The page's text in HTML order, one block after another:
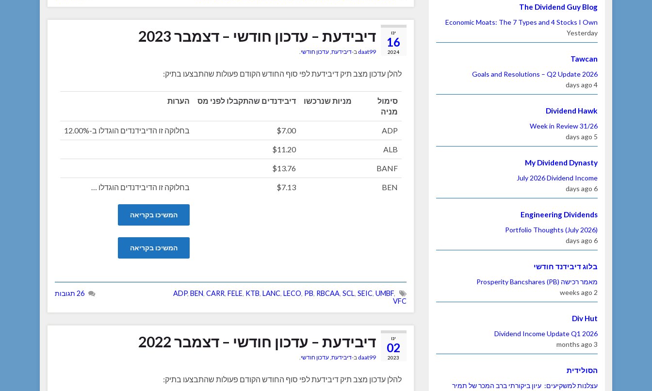
ינו
16
2024
דיבידעת – עדכון חודשי – דצמבר 2023
daat99 ב-דיבידעת,עדכון חודשי.
להלן עדכון מצב תיק דיבידעת לפי סוף החודש הקודם פעולות שהתבצעו בתיק:
סימול
מניה
מניות שנרכשו דיבידנדים שהתקבלו לפני מס הערות
ADP
$7.00 בחלוקה זו הדיבידנדים הוגדלו ב-12.00%
ALB
$11.20
BANF
$13.76
BEN
$7.13 בחלוקה זו הדיבידנדים הוגדלו …
המשיכו בקריאה
המשיכו בקריאה
ADP, BEN, CARR, FELE, KTB, LANC, LECO, PB, RBCAA, SCL, SEIC, UMBF,
VFC
26 תגובות
ינו
02
2023
דיבידעת – עדכון חודשי – דצמבר 2022
daat99 ב-דיבידעת,עדכון חודשי.
להלן עדכון מצב תיק דיבידעת לפי סוף החודש הקודם פעולות שהתבצעו בתיק:
The Dividend Guy Blog
Economic Moats: The 7 Types and 4 Stocks I Own
Yesterday
Tawcan
2026 Goals and Resolutions – Q2 Update
4 days ago
Dividend Hawk
Week in Review 31/26
5 days ago
My Dividend Dynasty
July 2026 Dividend Income
6 days ago
Engineering Dividends
Portfolio Thoughts (July 2026)
6 days ago
בלוג דיבידנד חודשי
מאמר רכישה Prosperity Bancshares (PB)
2 weeks ago
Div Hut
Dividend Income Update Q1 2026
3 months ago
הסולידית
עצלנות למשקיעים: עיון ביקורתי ברב המכר של תמיר